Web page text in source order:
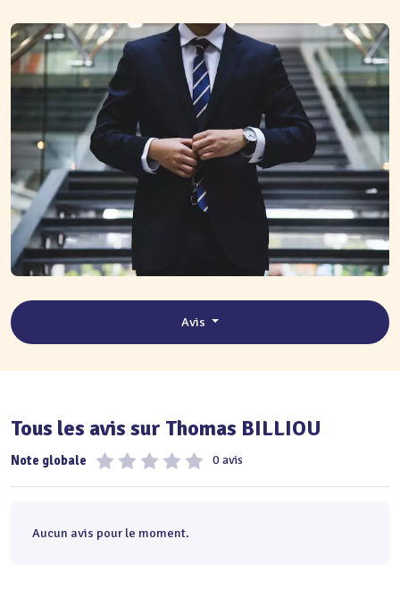
Avis
Tous les avis sur Thomas BILLIOU
Note globale 0 avis
Aucun avis pour le moment.